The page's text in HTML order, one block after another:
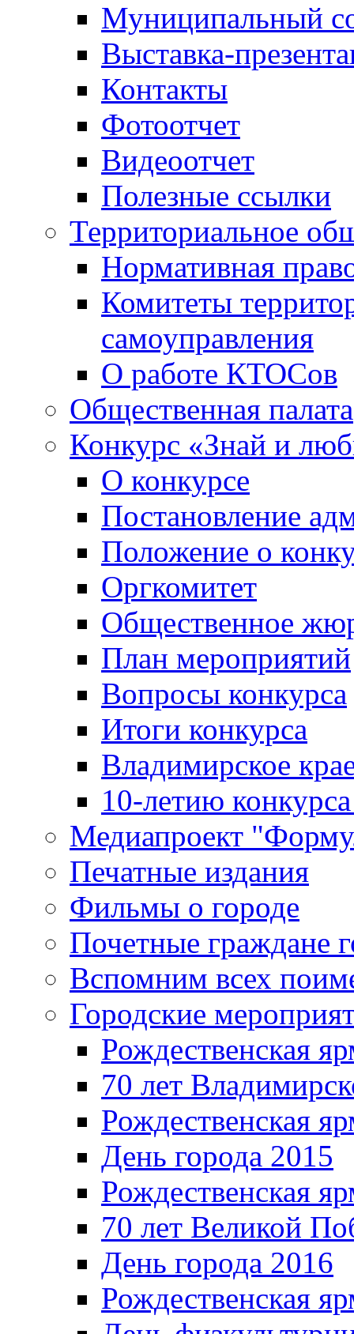
Муниципальный
Выставка-
Контакты
Фотоотчет
Видеоотчет
Полезные ссылки
Территориальное
Нормативная
Комитеты
самоуправления
О работе КТОСов
Общественная палата
Конкурс «Знай и
О конкурсе
Постановление
Положение о
Оргкомитет
Общественное
План мероприятий
Вопросы конкурса
Итоги конкурса
Владимирское
10-летию
Медиапроект
Печатные издания
Фильмы о городе
Почетные граждане
Вспомним всех
Городские
Рождественская
70 лет
Рождественская
День города 2015
Рождественская
70 лет Великой
День города 2016
Рождественская